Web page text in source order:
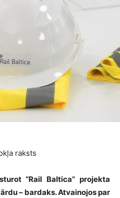
raksts
“Rail Baltica” projekta
– bardaks. Atvainojos par